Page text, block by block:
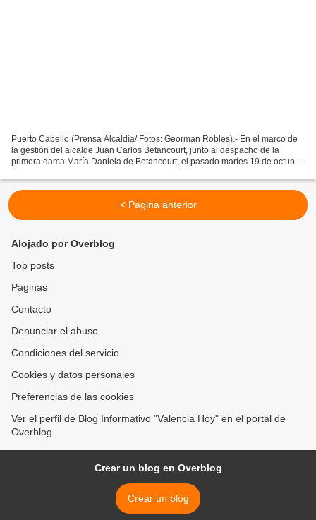
Puerto Cabello (Prensa Alcaldía/ Fotos: Georman Robles).- En el marco de
la gestión del alcalde Juan Carlos Betancourt, junto al despacho de la
primera dama María Daniela de Betancourt, el pasado martes 19 de octubre,
< Página anterior
Alojado por Overblog
Top posts
Páginas
Contacto
Denunciar el abuso
Condiciones del servicio
Cookies y datos personales
Preferencias de las cookies
Ver el perfil de Blog Informativo "Valencia Hoy" en el portal de
Overblog
Crear un blog en Overblog
Crear un blog